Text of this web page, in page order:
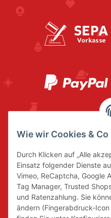
Wie wir Cookies &
Durch Klicken auf „Alle
Einsatz folgender Dienste
Vimeo, ReCaptcha, Google
Tag Manager, Trusted
und Ratenzahlung. Sie
ändern (Fingerabdruck-